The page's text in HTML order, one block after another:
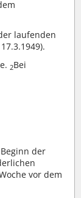
laufenden
2Bei
der
vor dem